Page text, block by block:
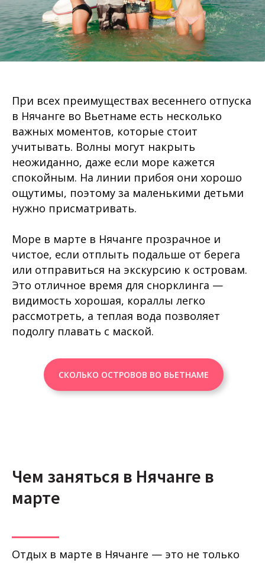
При всех преимуществах весеннего отпуска
в Нячанге во Вьетнаме есть несколько
важных моментов, которые стоит
учитывать. Волны могут накрыть
неожиданно, даже если море кажется
спокойным. На линии прибоя они хорошо
ощутимы, поэтому за маленькими детьми
нужно присматривать.
Море в марте в Нячанге прозрачное и
чистое, если отплыть подальше от берега
или отправиться на экскурсию к островам.
Это отличное время для снорклинга —
видимость хорошая, кораллы легко
рассмотреть, а теплая вода позволяет
подолгу плавать с маской.
СКОЛЬКО ОСТРОВОВ ВО ВЬЕТНАМЕ
Чем заняться в Нячанге в
марте
Отдых в марте в Нячанге — это не только